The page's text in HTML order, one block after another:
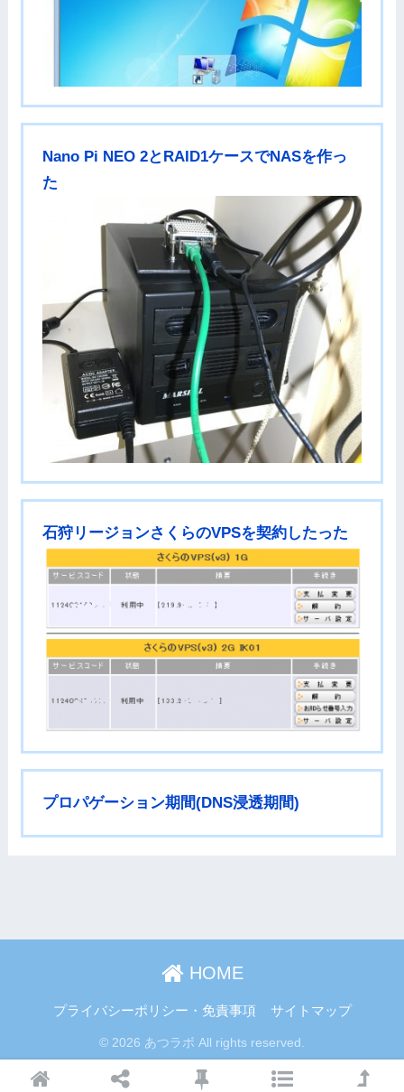
Nano Pi NEO 2とRAID1ケースでNASを作っ
た
石狩リージョンさくらのVPSを契約したった
プロパゲーション期間(DNS浸透期間)
HOME
プライバシーポリシー・免責事項 サイトマップ
© 2026 あつラボ All rights reserved.